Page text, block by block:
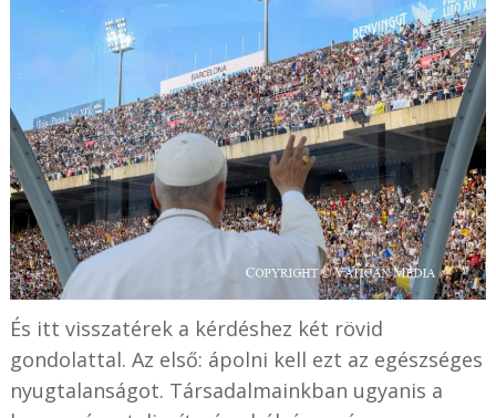
És itt visszatérek a kérdéshez két rövid
gondolattal. Az első: ápolni kell ezt az egészséges
nyugtalanságot. Társadalmainkban ugyanis a